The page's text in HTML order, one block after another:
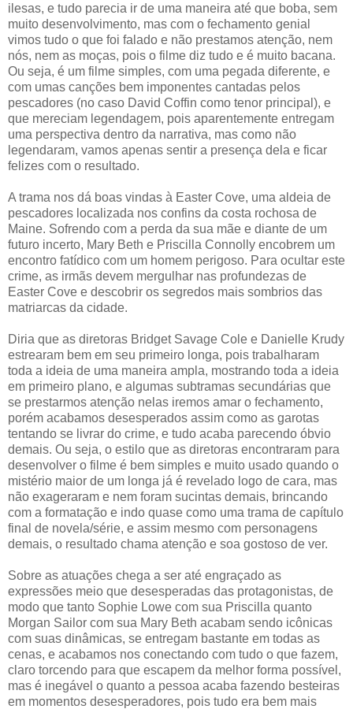
ilesas, e tudo parecia ir de uma maneira até que boba, sem
muito desenvolvimento, mas com o fechamento genial
vimos tudo o que foi falado e não prestamos atenção, nem
nós, nem as moças, pois o filme diz tudo e é muito bacana.
Ou seja, é um filme simples, com uma pegada diferente, e
com umas canções bem imponentes cantadas pelos
pescadores (no caso David Coffin como tenor principal), e
que mereciam legendagem, pois aparentemente entregam
uma perspectiva dentro da narrativa, mas como não
legendaram, vamos apenas sentir a presença dela e ficar
felizes com o resultado.
A trama nos dá boas vindas à Easter Cove, uma aldeia de
pescadores localizada nos confins da costa rochosa de
Maine. Sofrendo com a perda da sua mãe e diante de um
futuro incerto, Mary Beth e Priscilla Connolly encobrem um
encontro fatídico com um homem perigoso. Para ocultar este
crime, as irmãs devem mergulhar nas profundezas de
Easter Cove e descobrir os segredos mais sombrios das
matriarcas da cidade.
Diria que as diretoras Bridget Savage Cole e Danielle Krudy
estrearam bem em seu primeiro longa, pois trabalharam
toda a ideia de uma maneira ampla, mostrando toda a ideia
em primeiro plano, e algumas subtramas secundárias que
se prestarmos atenção nelas iremos amar o fechamento,
porém acabamos desesperados assim como as garotas
tentando se livrar do crime, e tudo acaba parecendo óbvio
demais. Ou seja, o estilo que as diretoras encontraram para
desenvolver o filme é bem simples e muito usado quando o
mistério maior de um longa já é revelado logo de cara, mas
não exageraram e nem foram sucintas demais, brincando
com a formatação e indo quase como uma trama de capítulo
final de novela/série, e assim mesmo com personagens
demais, o resultado chama atenção e soa gostoso de ver.
Sobre as atuações chega a ser até engraçado as
expressões meio que desesperadas das protagonistas, de
modo que tanto Sophie Lowe com sua Priscilla quanto
Morgan Sailor com sua Mary Beth acabam sendo icônicas
com suas dinâmicas, se entregam bastante em todas as
cenas, e acabamos nos conectando com tudo o que fazem,
claro torcendo para que escapem da melhor forma possível,
mas é inegável o quanto a pessoa acaba fazendo besteiras
em momentos desesperadores, pois tudo era bem mais